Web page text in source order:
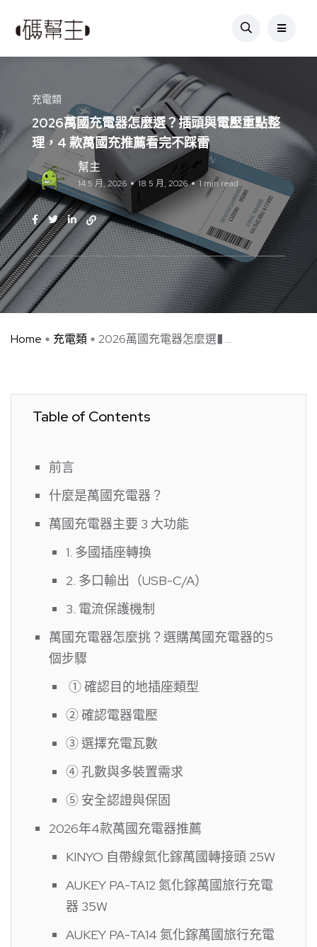
充電類
2026萬國充電器怎麼選？插頭與電壓重點整
理，4 款萬國充推薦看完不踩雷
幫主
14 5 月, 2026 18 5 月, 2026 1 min read
Home 充電類 2026萬國充電器怎麼選� ...
Table of Contents
前言
什麼是萬國充電器？
萬國充電器主要 3 大功能
1. 多國插座轉換
2. 多口輸出（USB-C/A）
3. 電流保護機制
萬國充電器怎麼挑？選購萬國充電器的5
個步驟
① 確認目的地插座類型
② 確認電器電壓
③ 選擇充電瓦數
④ 孔數與多裝置需求
⑤ 安全認證與保固
2026年4款萬國充電器推薦
KINYO 自帶線氮化鎵萬國轉接頭 25W
AUKEY PA-TA12 氮化鎵萬國旅行充電
器 35W
AUKEY PA-TA14 氮化鎵萬國旅行充電